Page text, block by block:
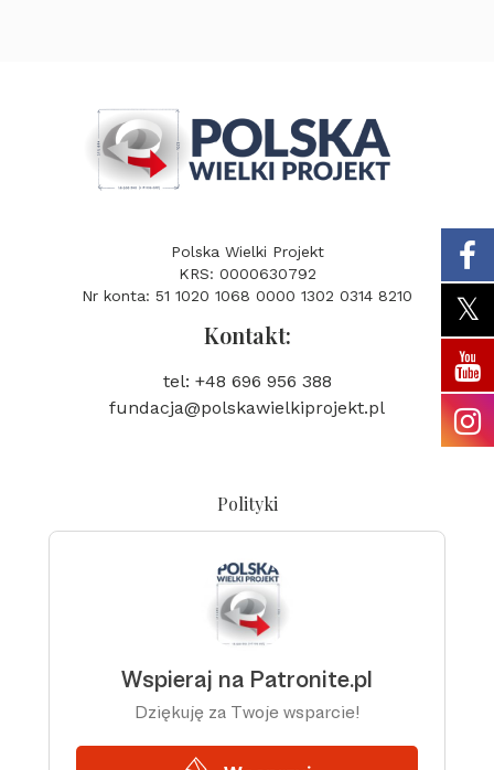
Polska Wielki Projekt
KRS: 0000630792
Nr konta: 51 1020 1068 0000 1302 0314 8210
Kontakt:
tel: +48 696 956 388
fundacja@polskawielkiprojekt.pl
Polityki